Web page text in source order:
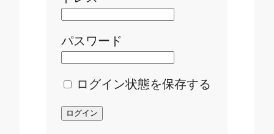
パスワード
ログイン状態を保存する